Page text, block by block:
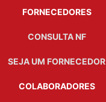
FORNECEDORES
CONSULTA NF
SEJA UM FORNECEDOR
COLABORADORES